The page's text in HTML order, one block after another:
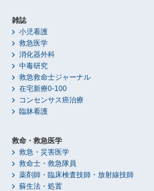
雑誌
小児看護
救急医学
消化器外科
中毒研究
救急救命士ジャーナル
在宅新療0-100
コンセンサス癌治療
臨牀看護
救命・救急医学
救急・災害医学
救命士・救急隊員
薬剤師・臨床検査技師・放射線技師
蘇生法・処置